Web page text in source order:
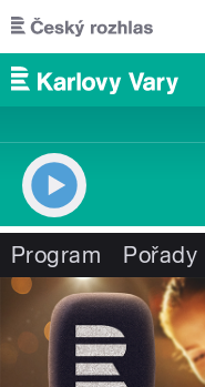
Přejít k hlavnímu obsahu
Program Pořady